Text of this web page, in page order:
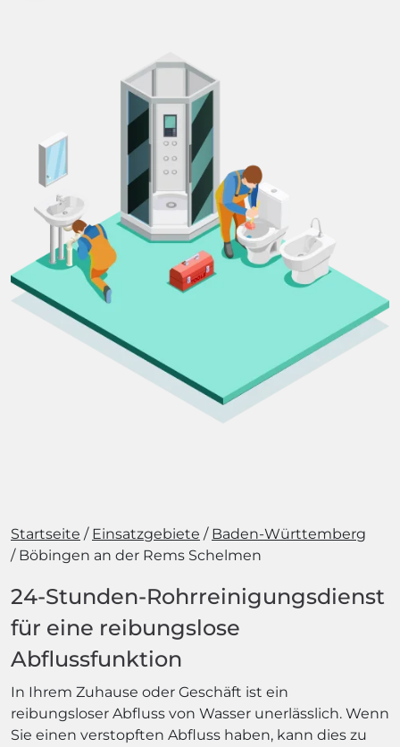
Startseite Einsatzgebiete
Baden-Württemberg
Böbingen an der Rems Schelmen
24-Stunden-Rohrreinigungsdienst
für eine reibungslose
Abflussfunktion
In Ihrem Zuhause oder Geschäft ist ein
reibungsloser Abfluss von Wasser unerlässlich. Wenn
Sie einen verstopften Abfluss haben, kann dies zu